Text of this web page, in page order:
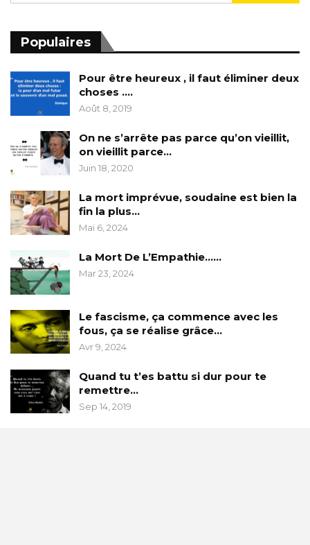
Populaires
Pour être heureux , il faut éliminer deux
choses ….
Août 8, 2019
On ne s’arrête pas parce qu’on vieillit,
on vieillit parce…
Juin 18, 2020
La mort imprévue, soudaine est bien la
fin la plus…
Mai 6, 2024
La Mort De L’Empathie……
Mar 23, 2024
Le fascisme, ça commence avec les
fous, ça se réalise grâce…
Avr 9, 2024
Quand tu t’es battu si dur pour te
remettre…
Sep 14, 2019